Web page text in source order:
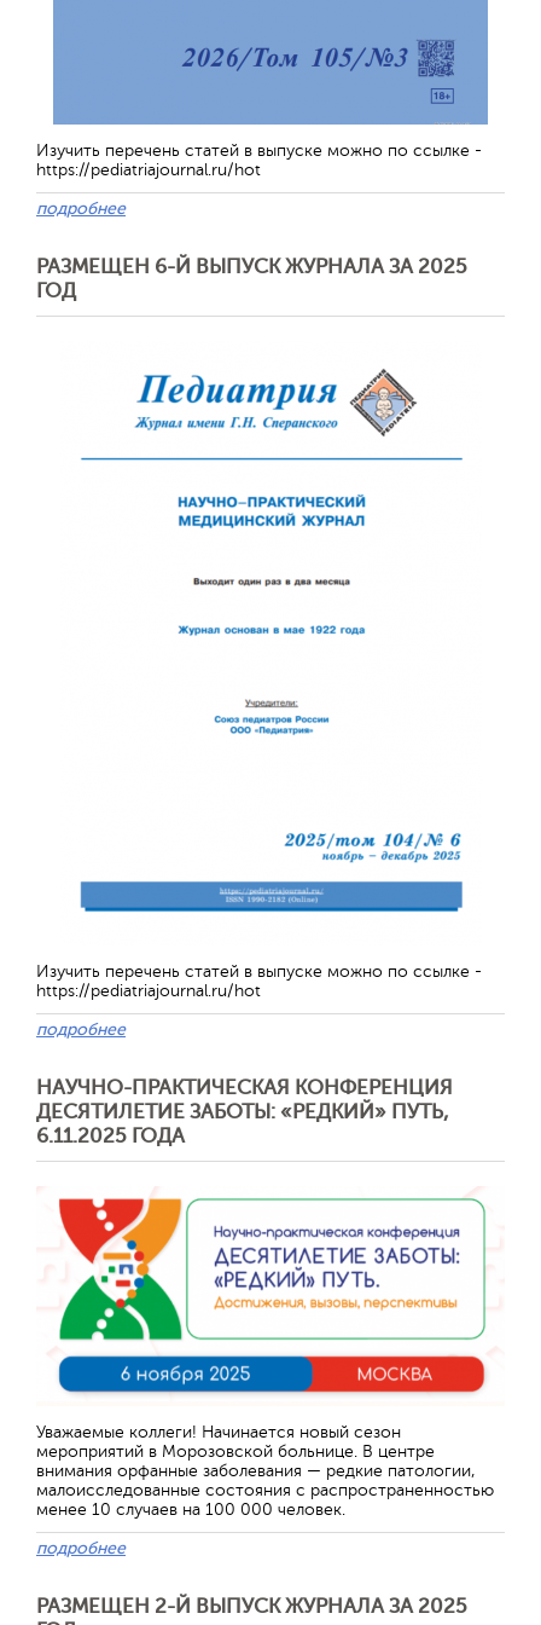
Изучить перечень статей в выпуске можно по ссылке -
https://pediatriajournal.ru/hot
подробнее
РАЗМЕЩЕН 6-Й ВЫПУСК ЖУРНАЛА ЗА 2025
ГОД
Изучить перечень статей в выпуске можно по ссылке -
https://pediatriajournal.ru/hot
подробнее
НАУЧНО-ПРАКТИЧЕСКАЯ КОНФЕРЕНЦИЯ
ДЕСЯТИЛЕТИЕ ЗАБОТЫ: «РЕДКИЙ» ПУТЬ,
6.11.2025 ГОДА
Уважаемые коллеги! Начинается новый сезон
мероприятий в Морозовской больнице. В центре
внимания орфанные заболевания — редкие патологии,
малоисследованные состояния с распространенностью
менее 10 случаев на 100 000 человек.
подробнее
РАЗМЕЩЕН 2-Й ВЫПУСК ЖУРНАЛА ЗА 2025
Отправить